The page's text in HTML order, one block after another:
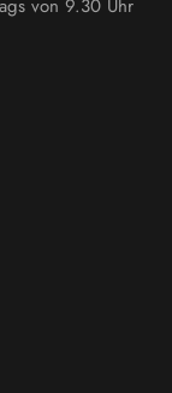
von 9.30 Uhr